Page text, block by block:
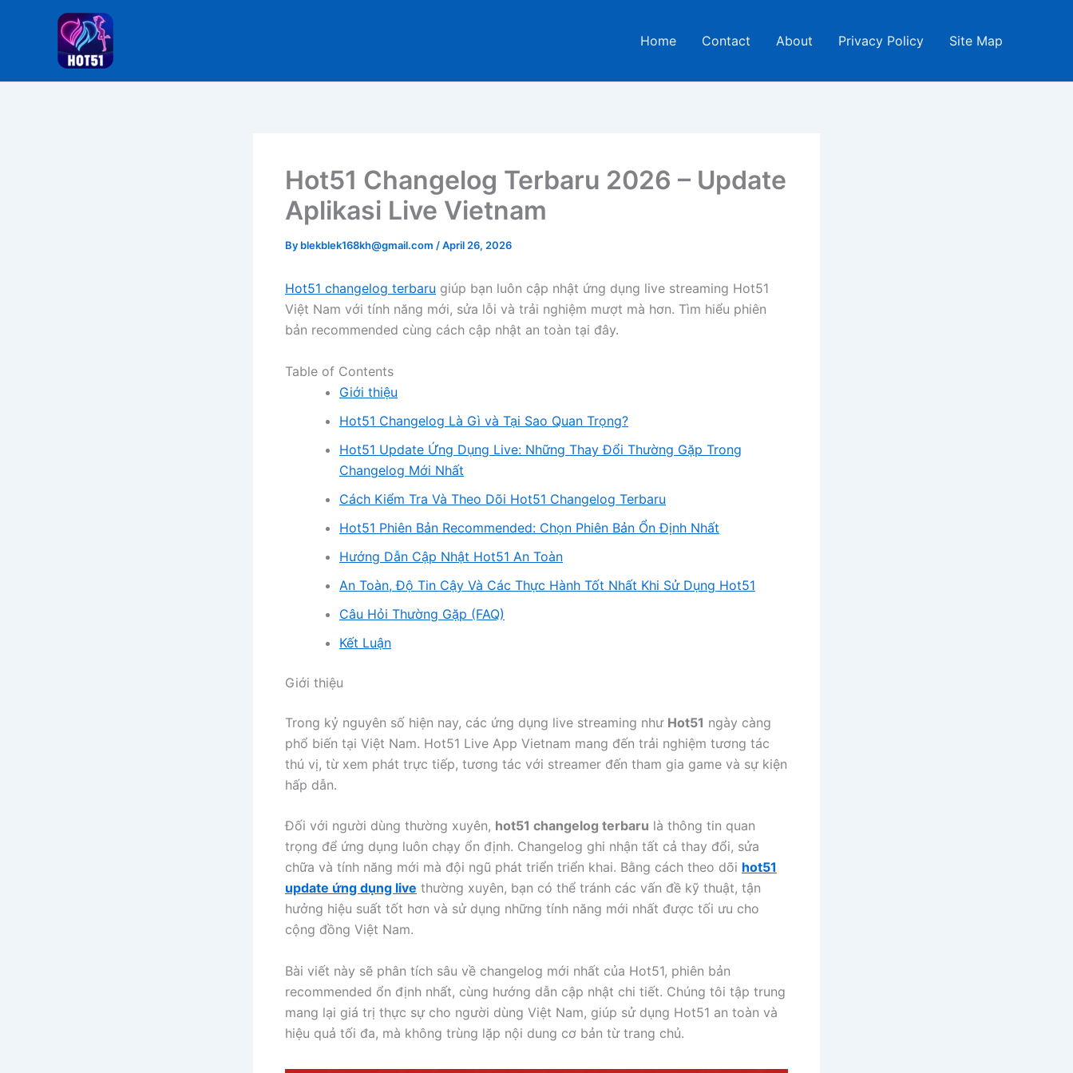
Home Contact About Privacy Policy Site Map
Hot51 Changelog Terbaru 2026 – Update
Aplikasi Live Vietnam
By blekblek168kh@gmail.com /April 26, 2026
Hot51 changelog terbaru giúp bạn luôn cập nhật ứng dụng live streaming Hot51
Việt Nam với tính năng mới, sửa lỗi và trải nghiệm mượt mà hơn. Tìm hiểu phiên
bản recommended cùng cách cập nhật an toàn tại đây.
Table of Contents
Giới thiệu
Hot51 Changelog Là Gì và Tại Sao Quan Trọng?
Hot51 Update Ứng Dụng Live: Những Thay Đổi Thường Gặp Trong
Changelog Mới Nhất
Cách Kiểm Tra Và Theo Dõi Hot51 Changelog Terbaru
Hot51 Phiên Bản Recommended: Chọn Phiên Bản Ổn Định Nhất
Hướng Dẫn Cập Nhật Hot51 An Toàn
An Toàn, Độ Tin Cậy Và Các Thực Hành Tốt Nhất Khi Sử Dụng Hot51
Câu Hỏi Thường Gặp (FAQ)
Kết Luận
Giới thiệu
Trong kỷ nguyên số hiện nay, các ứng dụng live streaming như Hot51 ngày càng
phổ biến tại Việt Nam. Hot51 Live App Vietnam mang đến trải nghiệm tương tác
thú vị, từ xem phát trực tiếp, tương tác với streamer đến tham gia game và sự kiện
hấp dẫn.
Đối với người dùng thường xuyên, hot51 changelog terbaru là thông tin quan
trọng để ứng dụng luôn chạy ổn định. Changelog ghi nhận tất cả thay đổi, sửa
chữa và tính năng mới mà đội ngũ phát triển triển khai. Bằng cách theo dõi hot51
update ứng dụng live thường xuyên, bạn có thể tránh các vấn đề kỹ thuật, tận
hưởng hiệu suất tốt hơn và sử dụng những tính năng mới nhất được tối ưu cho
cộng đồng Việt Nam.
Bài viết này sẽ phân tích sâu về changelog mới nhất của Hot51, phiên bản
recommended ổn định nhất, cùng hướng dẫn cập nhật chi tiết. Chúng tôi tập trung
mang lại giá trị thực sự cho người dùng Việt Nam, giúp sử dụng Hot51 an toàn và
hiệu quả tối đa, mà không trùng lặp nội dung cơ bản từ trang chủ.